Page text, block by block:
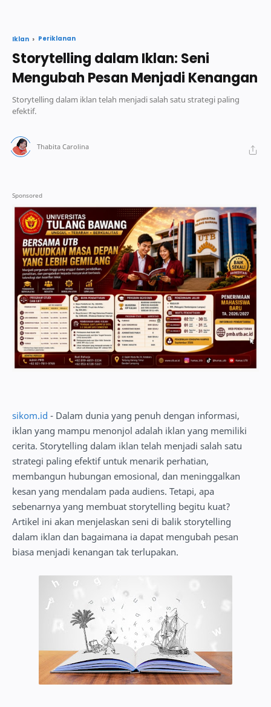
Iklan Periklanan
Storytelling dalam Iklan: Seni
Mengubah Pesan Menjadi Kenangan
Storytelling dalam iklan telah menjadi salah satu strategi paling
efektif.
sikom.id - Dalam dunia yang penuh dengan informasi,
iklan yang mampu menonjol adalah iklan yang memiliki
cerita. Storytelling dalam iklan telah menjadi salah satu
strategi paling efektif untuk menarik perhatian,
membangun hubungan emosional, dan meninggalkan
kesan yang mendalam pada audiens. Tetapi, apa
sebenarnya yang membuat storytelling begitu kuat?
Artikel ini akan menjelaskan seni di balik storytelling
dalam iklan dan bagaimana ia dapat mengubah pesan
biasa menjadi kenangan tak terlupakan.